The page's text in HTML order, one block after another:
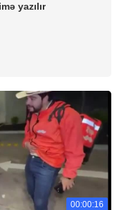
yazılır
00:00:16